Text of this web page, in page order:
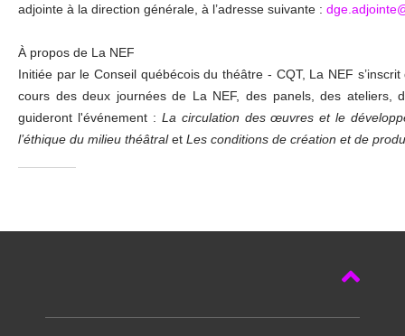
adjointe à la direction générale, à l’adresse suivante :
À propos de La NEF
Initiée par le Conseil québécois du théâtre - CQT, La NEF
cours des deux journées de La NEF, des panels, des ateliers,
guideront l'événement : La circulation des œuvres et le
l’éthique du milieu théâtralet Les conditions de création et de